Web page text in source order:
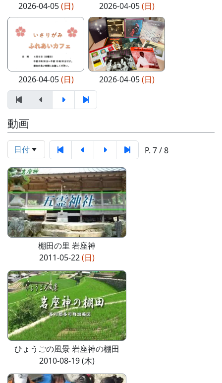
2026-04-05(日) 2026-04-05(日)
2026-04-05(日) 2026-04-05(日)
動画
日付 P. 7 / 8
棚田の里 岩座神
2011-05-22(日)
ひょうごの風景 岩座神の棚田
2010-08-19 (木)